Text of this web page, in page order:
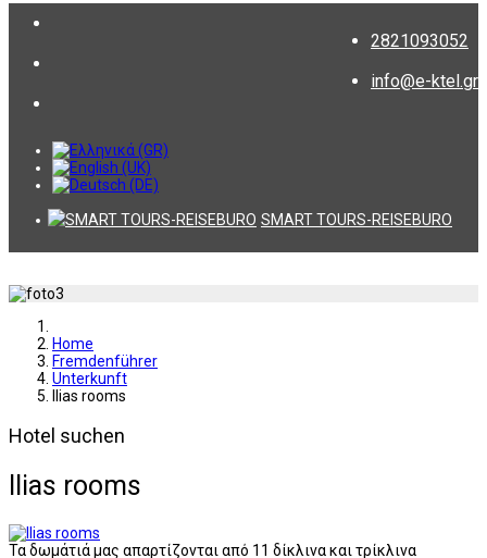
2821093052
info@e-ktel.gr
SMART TOURS-REISEBURO
Home
Fremdenführer
Unterkunft
Ilias rooms
Hotel suchen
Ilias rooms
Τα δωμάτιά μας απαρτίζονται από 11 δίκλινα και τρίκλινα